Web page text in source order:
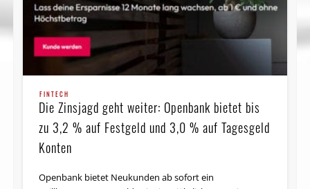
FINTECH
Die Zinsjagd geht weiter: Openbank bietet bis
zu 3,2 % auf Festgeld und 3,0 % auf Tagesgeld
Konten
Openbank bietet Neukunden ab sofort ein